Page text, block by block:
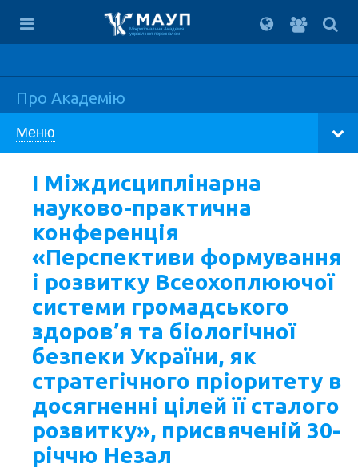
Вхід
для
Міжрегіональна Академія
управління персоналом
Про Академію
Меню
I Міждисциплінарна
науково-практична
конференція
«Перспективи формування
і розвитку Всеохоплюючої
системи громадського
здоров’я та біологічної
безпеки України, як
стратегічного пріоритету в
досягненні цілей її сталого
розвитку», присвяченій 30-
річчю Незал